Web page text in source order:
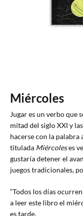
Miércoles
Jugar es un verbo que
mitad del siglo XXI y
hacerse con la palabra
titulada Miércoleses
gustaría detener el
juegos tradicionales,
“Todos los días
a leer este libro el
es tarde.